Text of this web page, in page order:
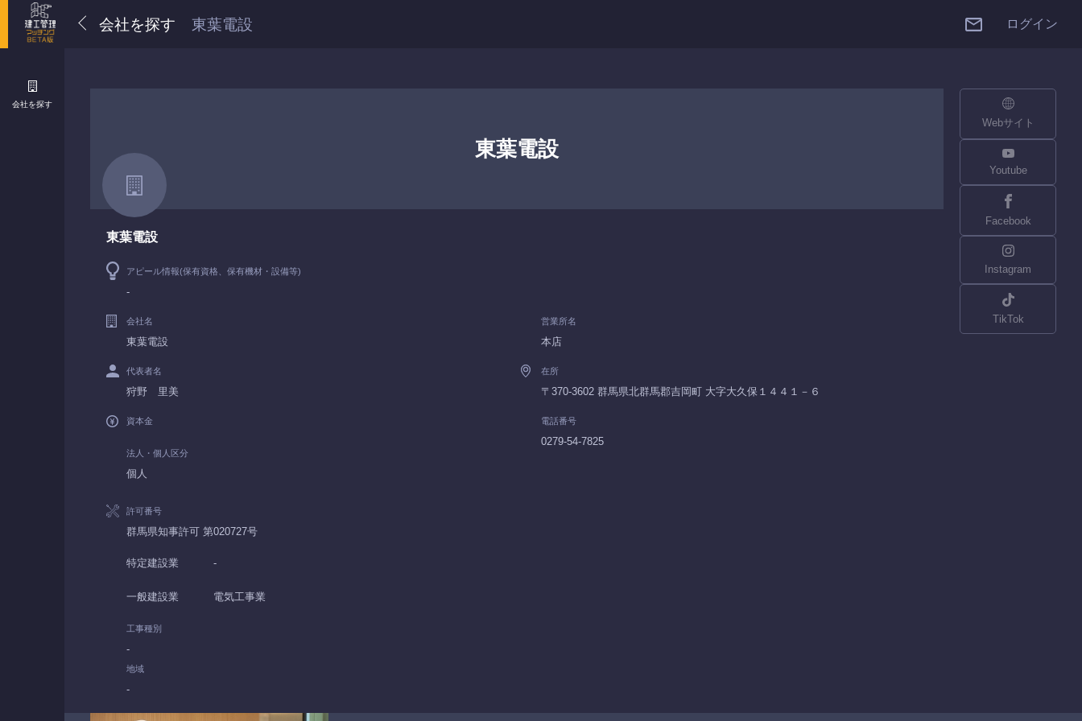
会社を探す 東葉電設 ログイン
東葉電設
東葉電設
アピール情報(保有資格、保有機材・設備等)
-
会社名
東葉電設
代表者名
狩野 里美
資本金
法人・個人区分
個人
営業所名
本店
在所
〒370-3602 群馬県北群馬郡吉岡町 大字大久保１４４１－６
電話番号
0279-54-7825
許可番号
群馬県知事許可 第020727号
特定建設業 -
一般建設業 電気工事業
工事種別
-
地域
-
Webサイト
Youtube
Facebook
Instagram
TikTok
会社を探す